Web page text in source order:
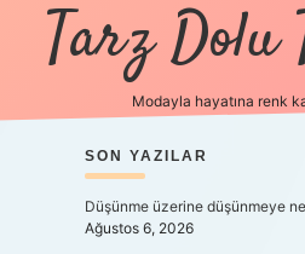
Tarz Dolu
Modayla hayatına renk
SIDEBAR
SON YAZILAR
Düşünme üzerine düşünmeye
Ağustos 6, 2026